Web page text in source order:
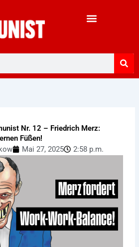
Nr. 12 – Friedrich Merz:
Füßen!
Mai 27, 2025 2:58 p.m.